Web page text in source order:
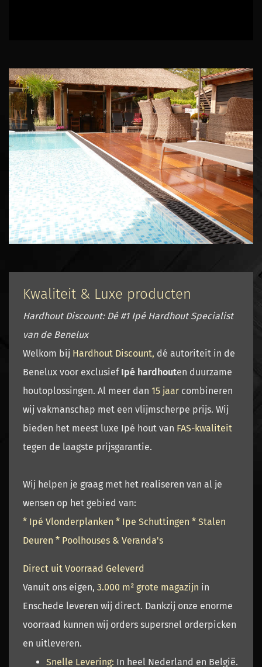
Kwaliteit & Luxe producten
Hardhout Discount: Dé #1 Ipé Hardhout Specialist
van de Benelux
Welkom bij Hardhout Discount, dé autoriteit in de
Benelux voor exclusief Ipé hardhouten duurzame
houtoplossingen. Al meer dan 15 jaar combineren
wij vakmanschap met een vlijmscherpe prijs. Wij
bieden het meest luxe Ipé hout van FAS-kwaliteit
tegen de laagste prijsgarantie.
Wij helpen je graag met het realiseren van al je
wensen op het gebied van:
* Ipé Vlonderplanken * Ipe Schuttingen * Stalen
Deuren * Poolhouses & Veranda's
Direct uit Voorraad Geleverd
Vanuit ons eigen, 3.000 m² grote magazijn in
Enschede leveren wij direct. Dankzij onze enorme
voorraad kunnen wij orders supersnel orderpicken
en uitleveren.
Snelle Levering: In heel Nederland en België.